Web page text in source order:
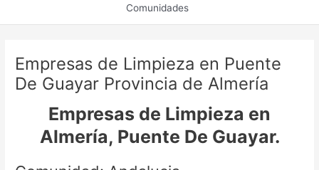
Comunidades
Empresas de Limpieza en Puente
De Guayar Provincia de Almería
Empresas de Limpieza en
Almería, Puente De Guayar.